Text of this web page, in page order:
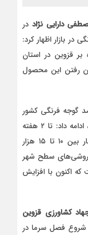
دارایی نژاد در
بازار اظهار کرد:
قزوین در استان‌
رفتن این محصول
اینکه درحال حاضر ۷۰ درصد گوجه فرنگی کشور
به وسیله کشت شیراز تامین می شود، ادامه داد: تا ۲ هفته
قبل، قیمت گوجه فرنگی در میدان بار بین ۱۰ تا ۱۵ هزار
فروشی‌های سطح شهر
تومان است که اکنون با افزایش
کشاورزی قزوین
شروع فصل سرما در